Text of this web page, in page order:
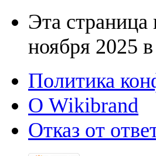
Эта страница
ноября 2025
Политика
О Wikibrand
Отказ от